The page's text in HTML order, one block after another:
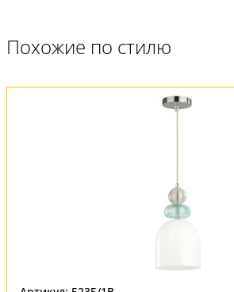
Похожие по стилю